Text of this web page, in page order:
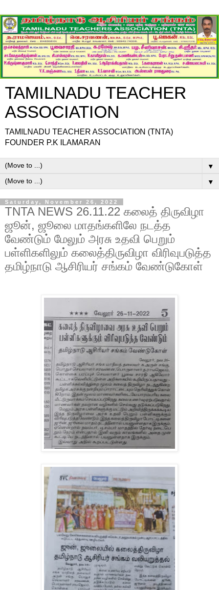
TAMILNADU TEACHER
ASSOCIATION
TAMILNADU TEACHER ASSOCIATION (TNTA)
FOUNDER P.K ILAMARAN
▼
▼
Saturday, November 26, 2022
TNTA NEWS 26.11.22 கலைத் திருவிழா
ஜூன், ஜூலை மாதங்களிலே நடத்த
வேண்டும் மேலும் அரசு உதவி பெறும்
பள்ளிகளிலும் கலைத்திருவிழா விரிவுபடுத்த
தமிழ்நாடு ஆசிரியர் சங்கம் வேண்டுகோள்